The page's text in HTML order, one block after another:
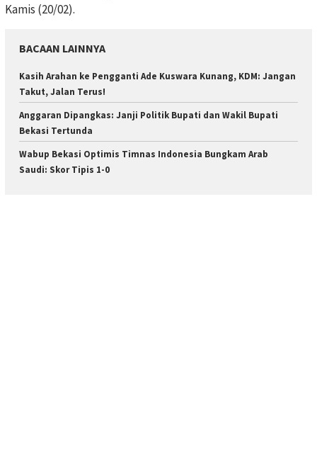
Kamis (20/02).
BACAAN LAINNYA
Kasih Arahan ke Pengganti Ade Kuswara Kunang, KDM: Jangan
Takut, Jalan Terus!
Anggaran Dipangkas: Janji Politik Bupati dan Wakil Bupati
Bekasi Tertunda
Wabup Bekasi Optimis Timnas Indonesia Bungkam Arab
Saudi: Skor Tipis 1-0